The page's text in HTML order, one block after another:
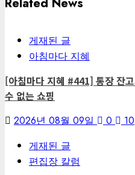
게재된 글
아침마다 지혜
[아침마다 지혜 #441] 통장 잔
수 없는 쇼핑
2026년 08월 09일 0
10
게재된 글
편집장 칼럼